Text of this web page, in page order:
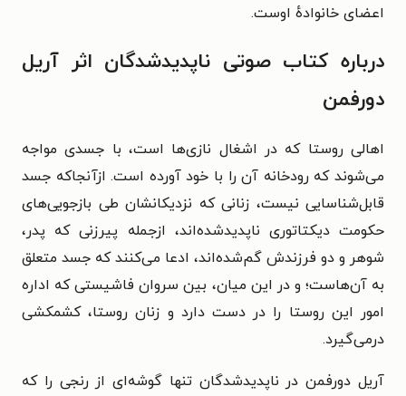
اعضای خانوادهٔ اوست.
درباره کتاب صوتی ناپدیدشدگان اثر آریل
دورفمن
اهالی روستا که در اشغال نازی‌ها است، با جسدی مواجه
می‌شوند که رودخانه آن را با خود آورده است. ازآنجاکه جسد
قابل‌شناسایی نیست، زنانی که نزدیکانشان طی بازجویی‌های
حکومت دیکتاتوری ناپدیدشده‌اند، ازجمله پیرزنی که پدر،
شوهر و دو فرزندش گم‌شده‌اند، ادعا می‌کنند که جسد متعلق
به آن‌هاست؛ و در این میان، بین سروان فاشیستی که اداره
امور این روستا را در دست دارد و زنان روستا، کشمکشی
درمی‌گیرد.
آریل دورفمن در ناپدیدشدگان تنها گوشه‌ای از رنجی را که